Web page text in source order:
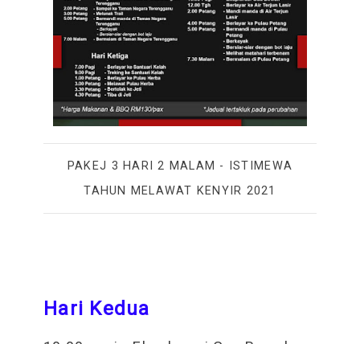
PAKEJ 3 HARI 2 MALAM - ISTIMEWA
TAHUN MELAWAT KENYIR 2021
Hari Kedua